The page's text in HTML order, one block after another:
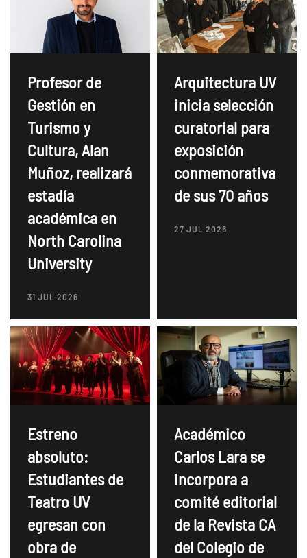
Profesor de
Gestión en
Turismo y
Cultura, Alan
Muñoz, realizará
estadía
académica en
North Carolina
University
31 JUL 2026
Arquitectura UV
inicia selección
curatorial para
exposición
conmemorativa
de sus 70 años
27 JUL 2026
Estreno
absoluto:
Estudiantes de
Teatro UV
egresan con
obra de
Académico
Carlos Lara se
incorpora a
comité editorial
de la Revista CA
del Colegio de